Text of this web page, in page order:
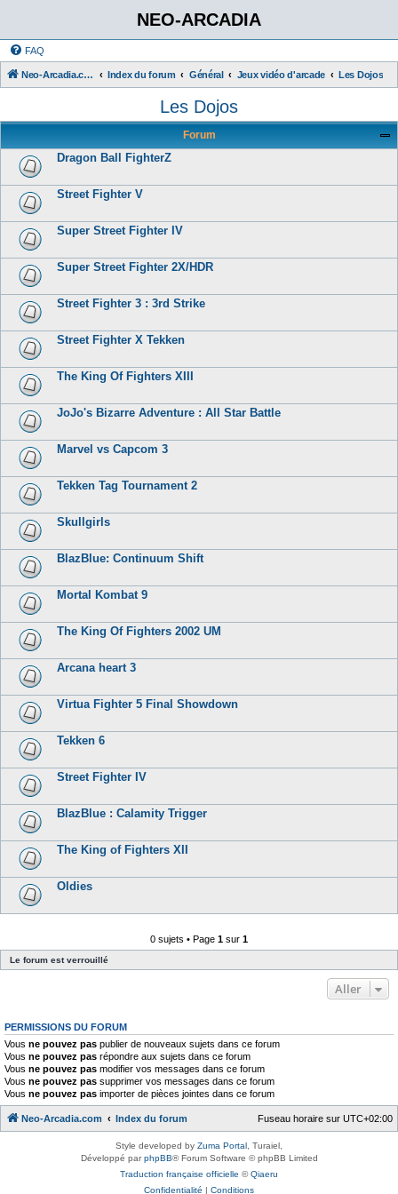
NEO-ARCADIA
FAQ
Neo-Arcadia.com Index du forum Général Jeux vidéo d'arcade Les Dojos
Les Dojos
Forum
Dragon Ball FighterZ
Street Fighter V
Super Street Fighter IV
Super Street Fighter 2X/HDR
Street Fighter 3 : 3rd Strike
Street Fighter X Tekken
The King Of Fighters XIII
JoJo's Bizarre Adventure : All Star Battle
Marvel vs Capcom 3
Tekken Tag Tournament 2
Skullgirls
BlazBlue: Continuum Shift
Mortal Kombat 9
The King Of Fighters 2002 UM
Arcana heart 3
Virtua Fighter 5 Final Showdown
Tekken 6
Street Fighter IV
BlazBlue : Calamity Trigger
The King of Fighters XII
Oldies
0 sujets • Page 1 sur 1
Le forum est verrouillé
Aller
PERMISSIONS DU FORUM
Vous ne pouvez pas publier de nouveaux sujets dans ce forum
Vous ne pouvez pas répondre aux sujets dans ce forum
Vous ne pouvez pas modifier vos messages dans ce forum
Vous ne pouvez pas supprimer vos messages dans ce forum
Vous ne pouvez pas importer de pièces jointes dans ce forum
Neo-Arcadia.com Index du forum Fuseau horaire sur UTC+02:00
Style developed by Zuma Portal , Turaiel,
Développé parphpBB® Forum Software © phpBB Limited
Traduction française officielle ©Qiaeru
Confidentialité | Conditions